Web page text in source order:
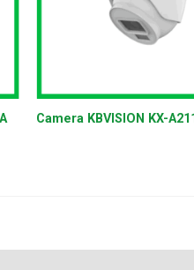
Camera KBVISION KX-